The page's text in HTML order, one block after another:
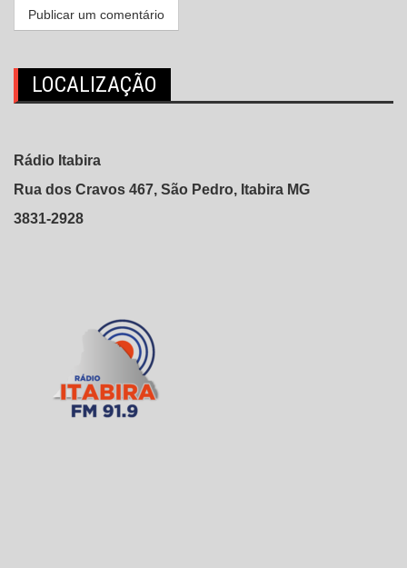
LOCALIZAÇÃO
Rádio Itabira
Rua dos Cravos 467, São Pedro, Itabira MG
3831-2928